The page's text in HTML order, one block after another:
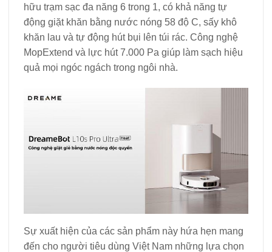
hữu trạm sạc đa năng 6 trong 1, có khả năng tự
động giặt khăn bằng nước nóng 58 độ C, sấy khô
khăn lau và tự động hút bụi lên túi rác. Công nghệ
MopExtend và lực hút 7.000 Pa giúp làm sạch hiệu
quả mọi ngóc ngách trong ngôi nhà.
Sự xuất hiện của các sản phẩm này hứa hẹn mang
đến cho người tiêu dùng Việt Nam những lựa chọn